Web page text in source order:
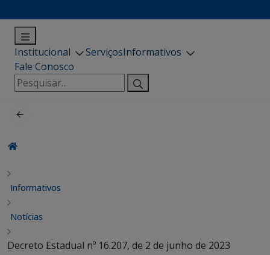
Institucional ServiçosInformativos
Fale Conosco
Pesquisar
por:
Informativos
Notícias
Decreto Estadual nº 16.207, de 2 de junho de 2023